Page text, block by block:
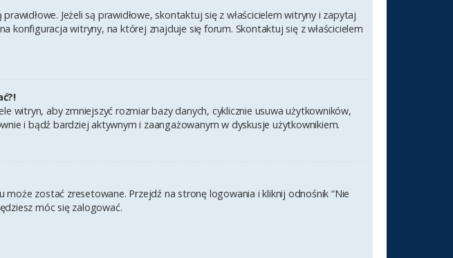
Jeżeli są prawidłowe, skontaktuj się z właścicielem witryny i zapytaj
witryny, na której znajduje się forum. Skontaktuj się z właścicielem
witryn, aby zmniejszyć rozmiar bazy danych, cyklicznie usuwa użytkowników,
i bądź bardziej aktywnym i zaangażowanym w dyskusje użytkownikiem.
zostać zresetowane. Przejdź na stronę logowania i kliknij odnośnik “Nie
móc się zalogować.